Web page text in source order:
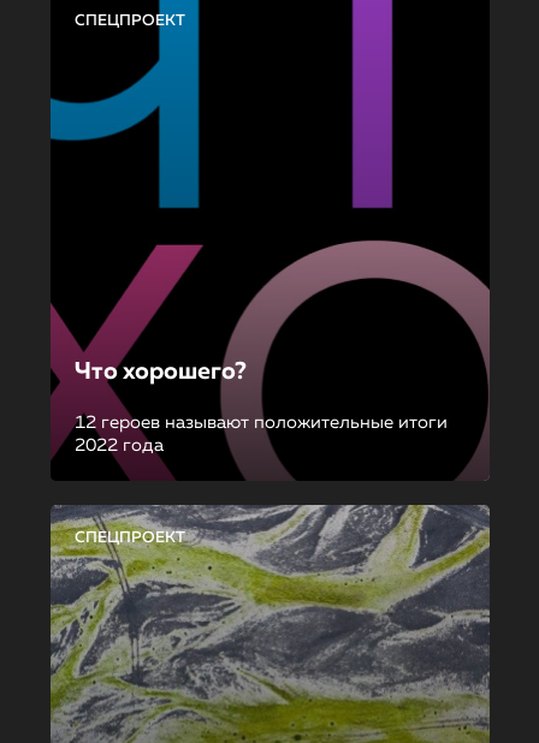
СПЕЦПРОЕКТ
Что хорошего?
12 героев называют положительные итоги
2022 года
СПЕЦПРОЕКТ